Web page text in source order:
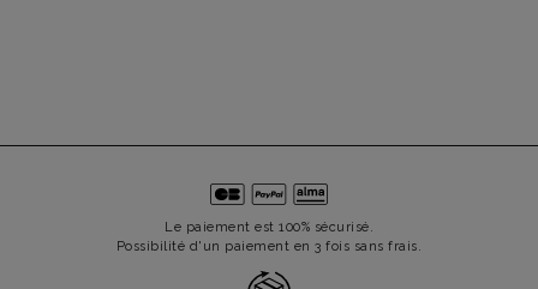
Le paiement est 100% sécurisé.
Possibilité d'un paiement en 3 fois sans frais.